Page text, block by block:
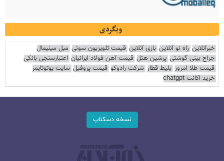
وبگردی
خبرآنلاین راه نو آنلاین بازی آنلاین قیمت تلویزیون سونی مبل مینیمال
جراح بینی گوشتی پرشین هتل قیمت آهن فولاد ایرانیان اعتبارسنجی بانکی
قیمت طلا امروز بلیط قطار شرکت رادوکو قیمت پروفیل سایت یوتوتایمز
خرید اکانت chatgpt
نسخه دسکتاپ